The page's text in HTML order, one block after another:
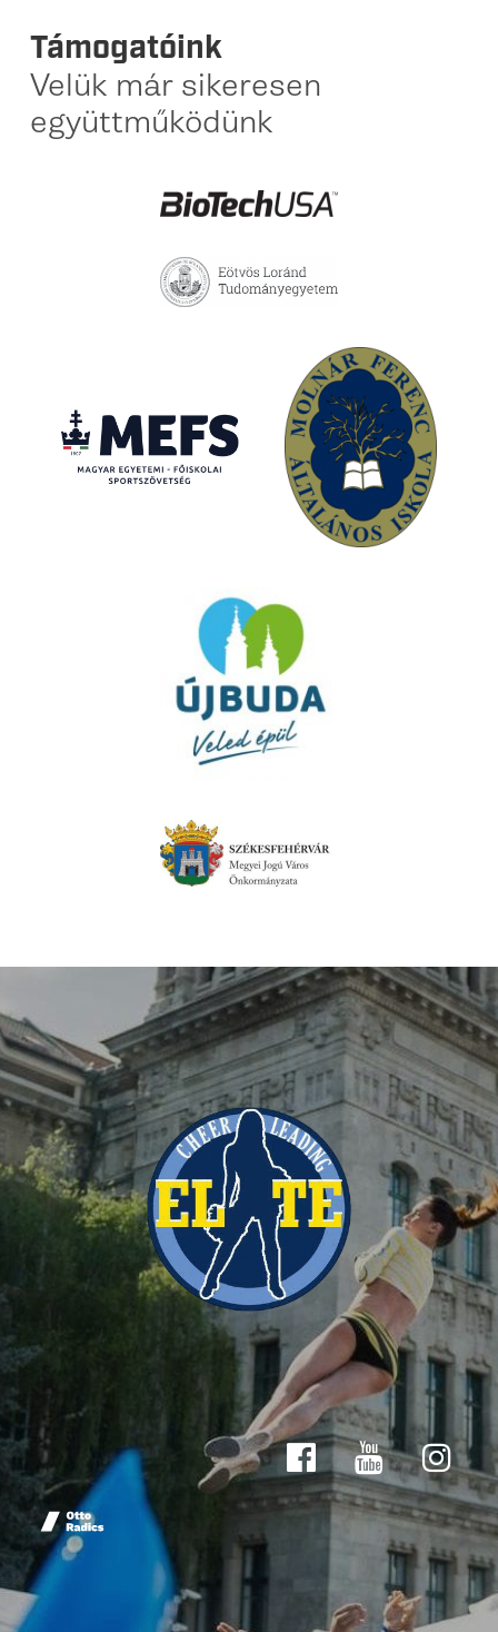
Támogatóink
Velük már sikeresen
együttműködünk